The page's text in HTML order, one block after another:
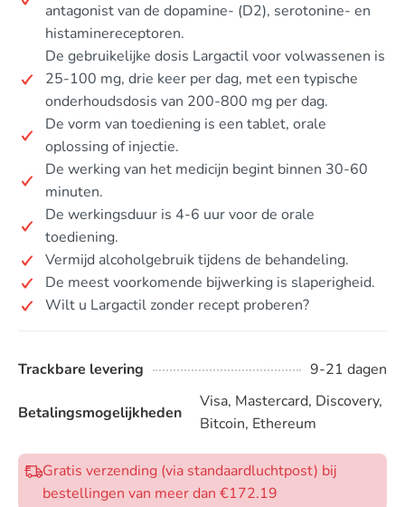
antagonist van de dopamine- (D2), serotonine- en
histaminereceptoren.
De gebruikelijke dosis Largactil voor volwassenen is
25-100 mg, drie keer per dag, met een typische
onderhoudsdosis van 200-800 mg per dag.
De vorm van toediening is een tablet, orale
oplossing of injectie.
De werking van het medicijn begint binnen 30-60
minuten.
De werkingsduur is 4-6 uur voor de orale
toediening.
Vermijd alcoholgebruik tijdens de behandeling.
De meest voorkomende bijwerking is slaperigheid.
Wilt u Largactil zonder recept proberen?
Trackbare levering 9-21 dagen
Betalingsmogelijkheden
Visa, Mastercard, Discovery,
Bitcoin, Ethereum
Gratis verzending (via standaardluchtpost) bij
bestellingen van meer dan €172.19